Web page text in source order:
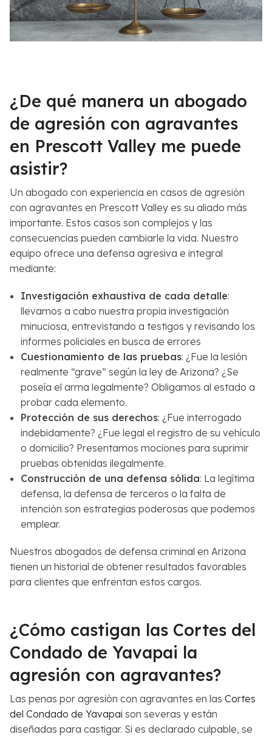
¿De qué manera un abogado
de agresión con agravantes
en Prescott Valley me puede
asistir?
Un abogado con experiencia en casos de agresión
con agravantes en Prescott Valley es su aliado más
importante. Estos casos son complejos y las
consecuencias pueden cambiarle la vida. Nuestro
equipo ofrece una defensa agresiva e integral
mediante:
Investigación exhaustiva de cada detalle:
llevamos a cabo nuestra propia investigación
minuciosa, entrevistando a testigos y revisando los
informes policiales en busca de errores
Cuestionamiento de las pruebas: ¿Fue la lesión
realmente “grave” según la ley de Arizona? ¿Se
poseía el arma legalmente? Obligamos al estado a
probar cada elemento.
Protección de sus derechos: ¿Fue interrogado
indebidamente? ¿Fue legal el registro de su vehículo
o domicilio? Presentamos mociones para suprimir
pruebas obtenidas ilegalmente.
Construcción de una defensa sólida: La legítima
defensa, la defensa de terceros o la falta de
intención son estrategias poderosas que podemos
emplear.
Nuestros abogados de defensa criminal en Arizona
tienen un historial de obtener resultados favorables
para clientes que enfrentan estos cargos.
¿Cómo castigan las Cortes del
Condado de Yavapai la
agresión con agravantes?
Las penas por agresión con agravantes en las Cortes
del Condado de Yavapai son severas y están
diseñadas para castigar. Si es declarado culpable, se